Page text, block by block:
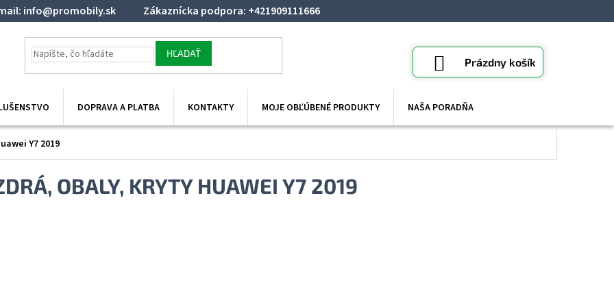
info@promobily.sk Zákaznícka podpora: +421909111666
HĽADAŤ
NÁKUPNÝ
KOŠÍK
Prázdny košík
DOPRAVA A PLATBA KONTAKTY MOJE OBĽÚBENÉ PRODUKTY NAŠA PORADŇA
Y7 2019
OBALY, KRYTY HUAWEI Y7 2019